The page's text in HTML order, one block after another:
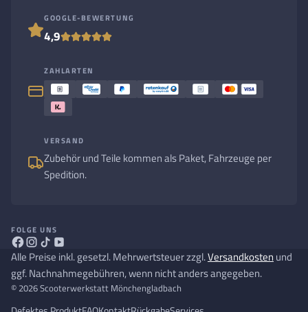
GOOGLE-BEWERTUNG
4,9
ZAHLARTEN
VERSAND
Zubehör und Teile kommen als Paket, Fahrzeuge per
Spedition.
FOLGE UNS
Alle Preise inkl. gesetzl. Mehrwertsteuer zzgl.Versandkosten und
ggf. Nachnahmegebühren, wenn nicht anders angegeben.
© 2026 Scooterwerkstatt Mönchengladbach